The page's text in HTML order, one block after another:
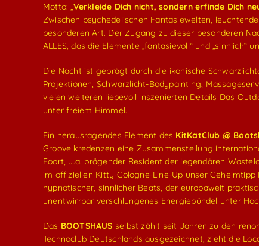
Motto: „Verkleide Dich nicht, sondern erfinde Dich
Zwischen psychedelischen Fantasiewelten,
besonderen Art. Der Zugang zu dieser besonderen
ALLES, das die Elemente „fantasievoll“ und
Die Nacht ist geprägt durch die ikonische
Projektionen, Schwarzlicht-Bodypainting,
vielen weiteren liebevoll inszenierten Details Das
unter freiem Himmel.
Ein herausragendes Element des KitKatClub @
Groove kredenzen eine Zusammenstellung
Foort, u.a. prägender Resident der legendären
im offiziellen Kitty-Cologne-Line-Up unser Geheimtipp
hypnotischer, sinnlicher Beats, der europaweit
unentwirrbar verschlungenes Energiebündel unter
Das BOOTSHAUS selbst zählt seit Jahren zu den
Technoclub Deutschlands ausgezeichnet, zieht die